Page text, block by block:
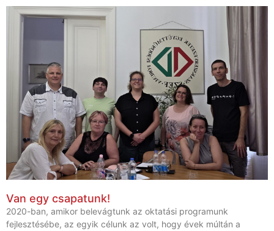
Van egy csapatunk!
2020-ban, amikor belevágtunk az oktatási programunk
fejlesztésébe, az egyik célunk az volt, hogy évek múltán a